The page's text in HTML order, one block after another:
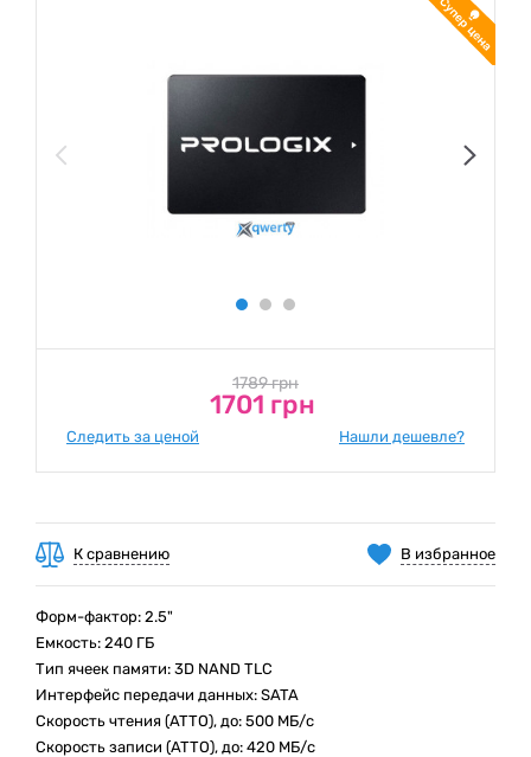
1789 грн
1701 грн
Следить за ценой Нашли дешевле?
В избранное
К сравнению
Форм-фактор: 2.5"
Емкость: 240 ГБ
Тип ячеек памяти: 3D NAND TLC
Интерфейс передачи данных: SATA
Скорость чтения (ATTO), до: 500 МБ/с
Скорость записи (ATTO), до: 420 МБ/с